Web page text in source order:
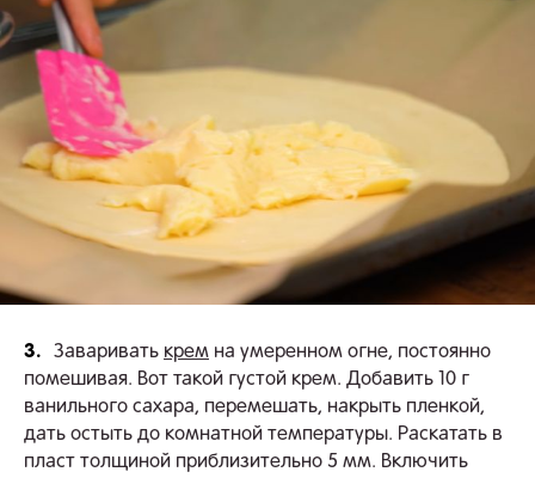
3. Заваривать крем на умеренном огне, постоянно
помешивая. Вот такой густой крем. Добавить 10 г
ванильного сахара, перемешать, накрыть пленкой,
дать остыть до комнатной температуры. Раскатать в
пласт толщиной приблизительно 5 мм. Включить